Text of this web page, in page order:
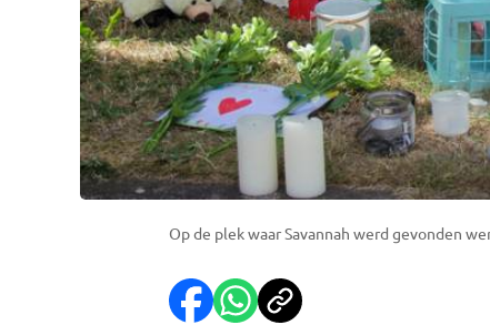
Op de plek waar Savannah werd gevonden